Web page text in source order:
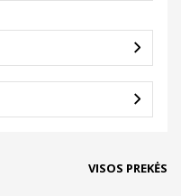
VISOS PREKĖS